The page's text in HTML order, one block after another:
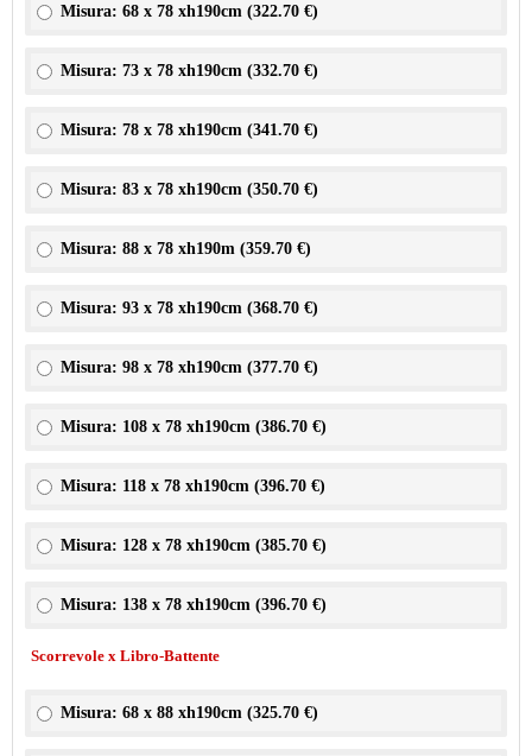
Misura: 68 x 78 xh190cm (322.70 €)
Misura: 73 x 78 xh190cm (332.70 €)
Misura: 78 x 78 xh190cm (341.70 €)
Misura: 83 x 78 xh190cm (350.70 €)
Misura: 88 x 78 xh190m (359.70 €)
Misura: 93 x 78 xh190cm (368.70 €)
Misura: 98 x 78 xh190cm (377.70 €)
Misura: 108 x 78 xh190cm (386.70 €)
Misura: 118 x 78 xh190cm (396.70 €)
Misura: 128 x 78 xh190cm (385.70 €)
Misura: 138 x 78 xh190cm (396.70 €)
Scorrevole x Libro-Battente
Misura: 68 x 88 xh190cm (325.70 €)